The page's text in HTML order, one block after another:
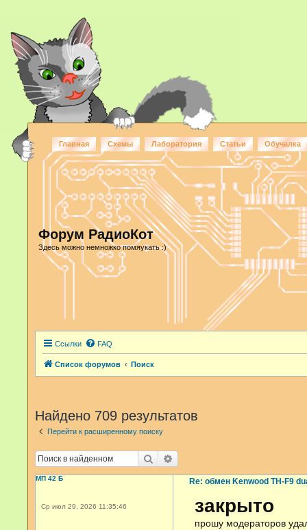
Главная Схемы Лаборатория Статьи Обучалка
Форум РадиоКот
Здесь можно немножко помяукать :)
Ссылки FAQ
Список форумов Поиск
Найдено 709 результатов
Перейти к расширенному поиску
Поиск
МП 42 Б
Ср июл 29, 2026 11:35:46
Re: обмен Kenwood TH-F9
закрыто
прошу модераторов